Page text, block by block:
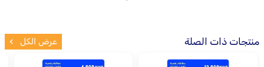
منتجات ذات الصلة عرض الكل